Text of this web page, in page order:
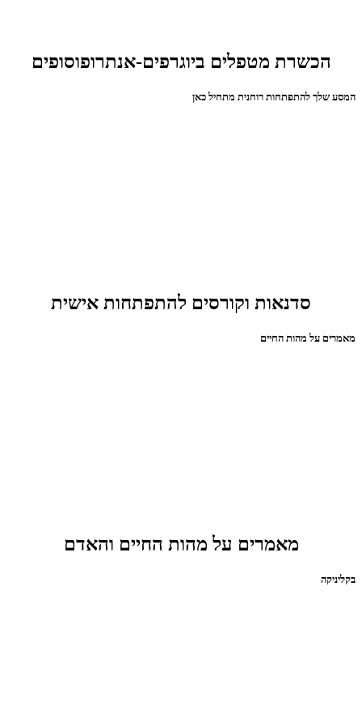
הכשרת מטפלים ביוגרפים-אנתרופוסופים
המסע שלך להתפתחות רוחנית מתחיל כאן
סדנאות וקורסים להתפתחות אישית
מאמרים על מהות החיים
מאמרים על מהות החיים והאדם
בקליניקה